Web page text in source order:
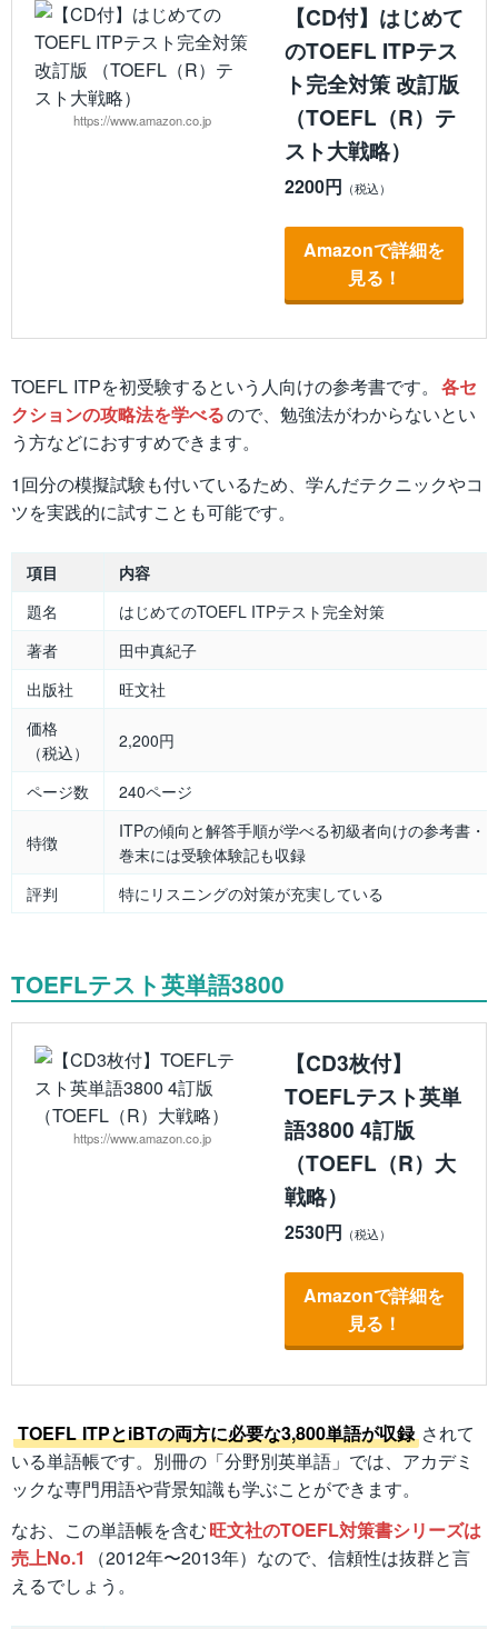
https://www.amazon.co.jp
【CD付】はじめて
のTOEFL ITPテス
ト完全対策 改訂版
（TOEFL（R）テ
スト大戦略）
2200円
Amazonで詳細を
見る！
TOEFL ITPを初受験するという人向けの参考書です。 各セ
クションの攻略法を学べるので、勉強法がわからないとい
う方などにおすすめできます。
1回分の模擬試験も付いているため、学んだテクニックやコ
ツを実践的に試すことも可能です。
項目
内容
題名
はじめてのTOEFL ITPテスト完全対策
著者
田中真紀子
出版社
旺文社
価格
（税込）
2,200円
ページ数 240ページ
特徴
ITPの傾向と解答手順が学べる初級者向けの参考書・
巻末には受験体験記も収録
評判
特にリスニングの対策が充実している
TOEFLテスト英単語3800
https://www.amazon.co.jp
【CD3枚付】
TOEFLテスト英単
語3800 4訂版
（TOEFL（R）大
戦略）
2530円
Amazonで詳細を
見る！
TOEFL ITPとiBTの両方に必要な3,800単語が収録 されて
いる単語帳です。別冊の「分野別英単語」では、アカデミ
ックな専門用語や背景知識も学ぶことができます。
なお、この単語帳を含む旺文社のTOEFL対策書シリーズは
売上No.1
（2012年〜2013年）なので、信頼性は抜群と言
えるでしょう。